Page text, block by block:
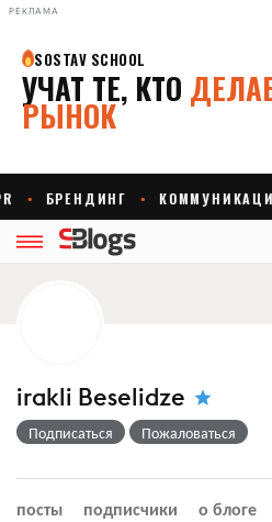
РЕКЛАМА
irakli Beselidze
Подписаться Пожаловаться
посты подписчики о блоге